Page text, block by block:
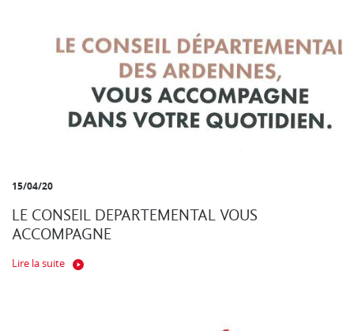
15/04/20
LE CONSEIL DEPARTEMENTAL VOUS
ACCOMPAGNE
Lire la suite